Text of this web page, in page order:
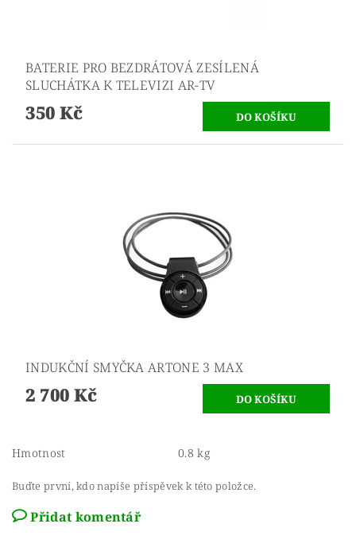
BATERIE PRO BEZDRÁTOVÁ ZESÍLENÁ
SLUCHÁTKA K TELEVIZI AR-TV
350 Kč
INDUKČNÍ SMYČKA ARTONE 3 MAX
2 700 Kč
Hmotnost 0.8 kg
Buďte první, kdo napíše příspěvek k této položce.
Přidat komentář